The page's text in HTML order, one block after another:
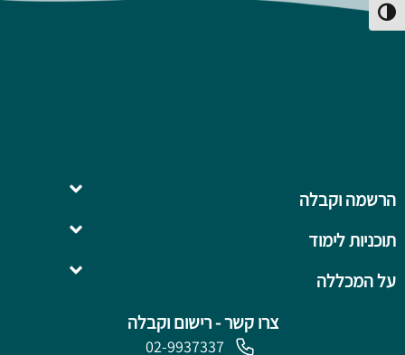
הפעל/כבה ניגודיות גבוהה
צרו קשר - רישום וקבלה
02-9937337
על המכללה
תוכניות לימוד
הרשמה וקבלה